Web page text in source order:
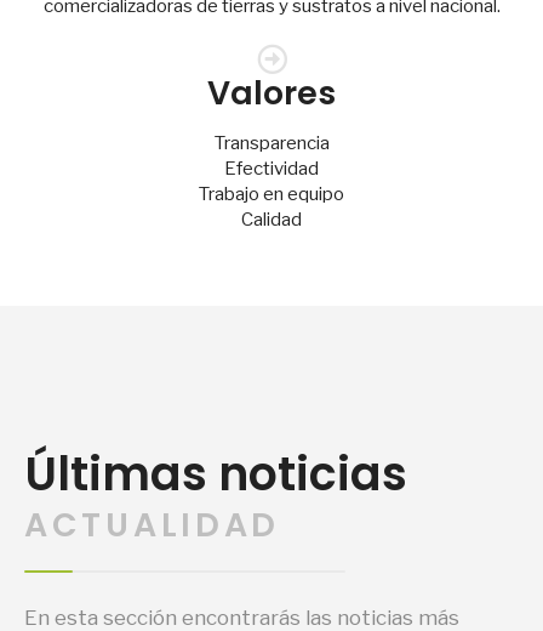
comercializadoras de tierras y sustratos a nivel nacional.
Valores
Transparencia
Efectividad
Trabajo en equipo
Calidad
Últimas noticias
ACTUALIDAD
En esta sección encontrarás las noticias más